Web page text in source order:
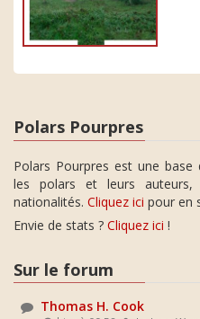
Polars Pourpres
Polars Pourpres est une
les polars et leurs
nationalités. Cliquez ici pour en
Envie de stats ? Cliquez ici !
Sur le forum
Thomas H. Cook